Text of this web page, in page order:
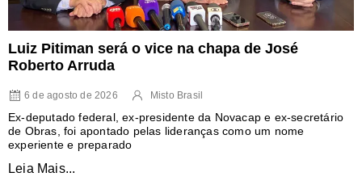
Luiz Pitiman será o vice na chapa de José
Roberto Arruda
6 de agosto de 2026 Misto Brasil
Ex-deputado federal, ex-presidente da Novacap e ex-secretário
de Obras, foi apontado pelas lideranças como um nome
experiente e preparado
Leia Mais...